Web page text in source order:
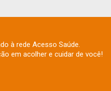
à rede Acesso Saúde.
em acolher e cuidar de você!